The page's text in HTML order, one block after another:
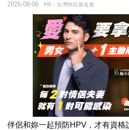
PR・台灣癌症基金會
2026-08-06
伴侶和妳一起預防HPV，才有資格